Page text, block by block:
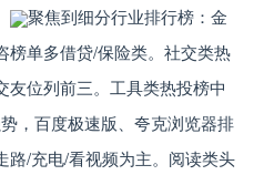
聚焦到细分行业排行榜： 金
单多借贷/保险类。 社交类热
位列前三。 工具类热投榜中
，百度极速版、夸克浏览器排
/充电/看视频为主。 阅读类头